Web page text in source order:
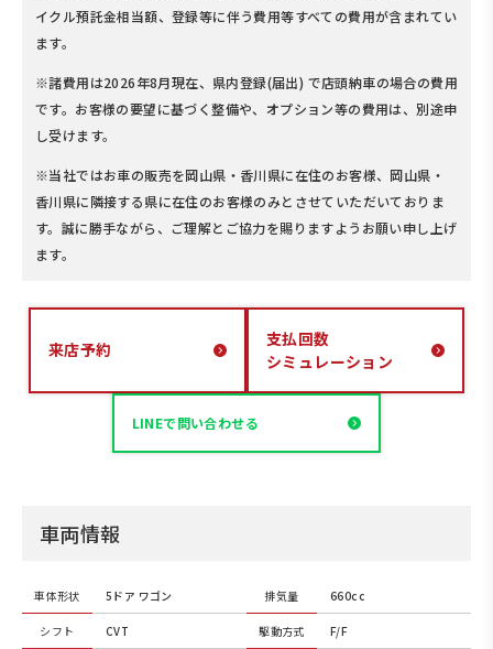
イクル預託金相当額、登録等に伴う費用等すべての費用が含まれてい
ます。
※諸費用は2026年8月現在、県内登録(届出) で店頭納車の場合の費用
です。お客様の要望に基づく整備や、オプション等の費用は、別途申
し受けます。
※当社ではお車の販売を岡山県・香川県に在住のお客様、岡山県・
香川県に隣接する県に在住のお客様のみとさせていただいておりま
す。誠に勝手ながら、ご理解とご協力を賜りますようお願い申し上げ
ます。
来店予約
支払回数
シミュレーション
LINEで問い合わせる
車両情報
車体形状 5ドア ワゴン 排気量 660cc
シフト CVT 駆動方式 F/F